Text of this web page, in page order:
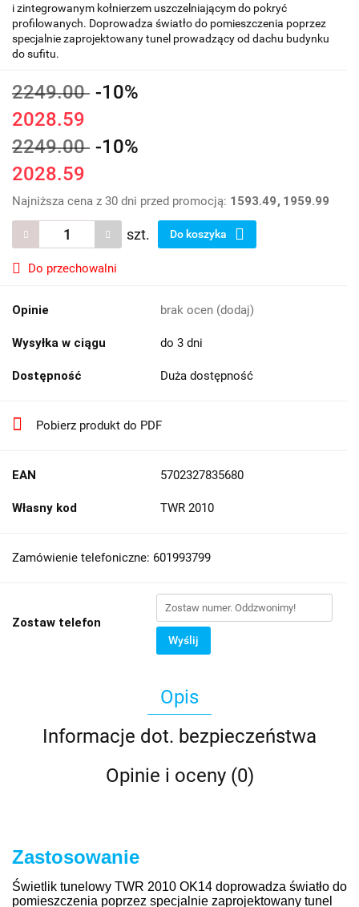
i zintegrowanym kołnierzem uszczelniającym do pokryć
profilowanych. Doprowadza światło do pomieszczenia poprzez
specjalnie zaprojektowany tunel prowadzący od dachu budynku
do sufitu.
2249.00 -10%
2028.59
2249.00 -10%
2028.59
Najniższa cena z 30 dni przed promocją: 1593.49 1959.99
szt. Do koszyka
Do przechowalni
Opinie brak ocen (dodaj)
Wysyłka w ciągu do 3 dni
Dostępność Duża dostępność
Pobierz produkt do PDF
EAN 5702327835680
Własny kod TWR 2010
Zamówienie telefoniczne: 601993799
Zostaw telefon
Wyślij
Opis
Informacje dot. bezpieczeństwa
Opinie i oceny (0)
Zastosowanie
Świetlik tunelowy TWR 2010 OK14 doprowadza światło do
pomieszczenia poprzez specjalnie zaprojektowany tunel